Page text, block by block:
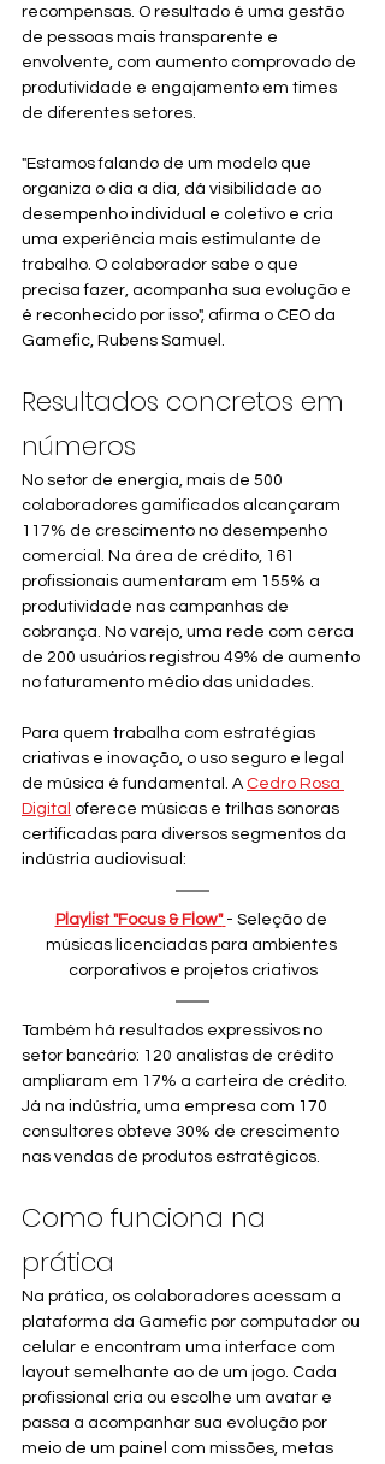
recompensas. O resultado é uma gestão
de pessoas mais transparente e
envolvente, com aumento comprovado de
produtividade e engajamento em times
de diferentes setores.
"Estamos falando de um modelo que
organiza o dia a dia, dá visibilidade ao
desempenho individual e coletivo e cria
uma experiência mais estimulante de
trabalho. O colaborador sabe o que
precisa fazer, acompanha sua evolução e
é reconhecido por isso", afirma o CEO da
Gamefic, Rubens Samuel.
Resultados concretos em
números
No setor de energia, mais de 500
colaboradores gamificados alcançaram
117% de crescimento no desempenho
comercial. Na área de crédito, 161
profissionais aumentaram em 155% a
produtividade nas campanhas de
cobrança. No varejo, uma rede com cerca
de 200 usuários registrou 49% de aumento
no faturamento médio das unidades.
Para quem trabalha com estratégias
criativas e inovação, o uso seguro e legal
de música é fundamental. A Cedro Rosa
Digital oferece músicas e trilhas sonoras
certificadas para diversos segmentos da
indústria audiovisual:
Playlist "Focus & Flow" - Seleção de
músicas licenciadas para ambientes
corporativos e projetos criativos
Também há resultados expressivos no
setor bancário: 120 analistas de crédito
ampliaram em 17% a carteira de crédito.
Já na indústria, uma empresa com 170
consultores obteve 30% de crescimento
nas vendas de produtos estratégicos.
Como funciona na
prática
Na prática, os colaboradores acessam a
plataforma da Gamefic por computador ou
celular e encontram uma interface com
layout semelhante ao de um jogo. Cada
profissional cria ou escolhe um avatar e
passa a acompanhar sua evolução por
meio de um painel com missões, metas